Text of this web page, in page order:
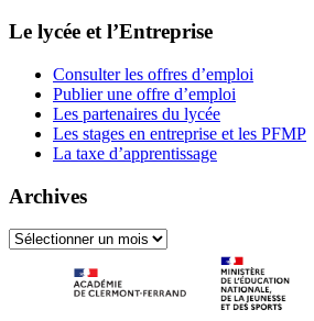
Le lycée et l’Entreprise
Consulter les offres d’emploi
Publier une offre d’emploi
Les partenaires du lycée
Les stages en entreprise et les PFMP
La taxe d’apprentissage
Archives
Archives